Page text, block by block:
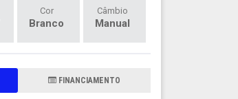
Cor
Branco
Câmbio
Manual
FINANCIAMENTO